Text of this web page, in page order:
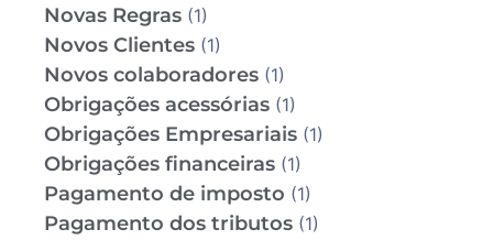
Novas Regras (1)
Novos Clientes (1)
Novos colaboradores (1)
Obrigações acessórias (1)
Obrigações Empresariais (1)
Obrigações financeiras (1)
Pagamento de imposto (1)
Pagamento dos tributos (1)